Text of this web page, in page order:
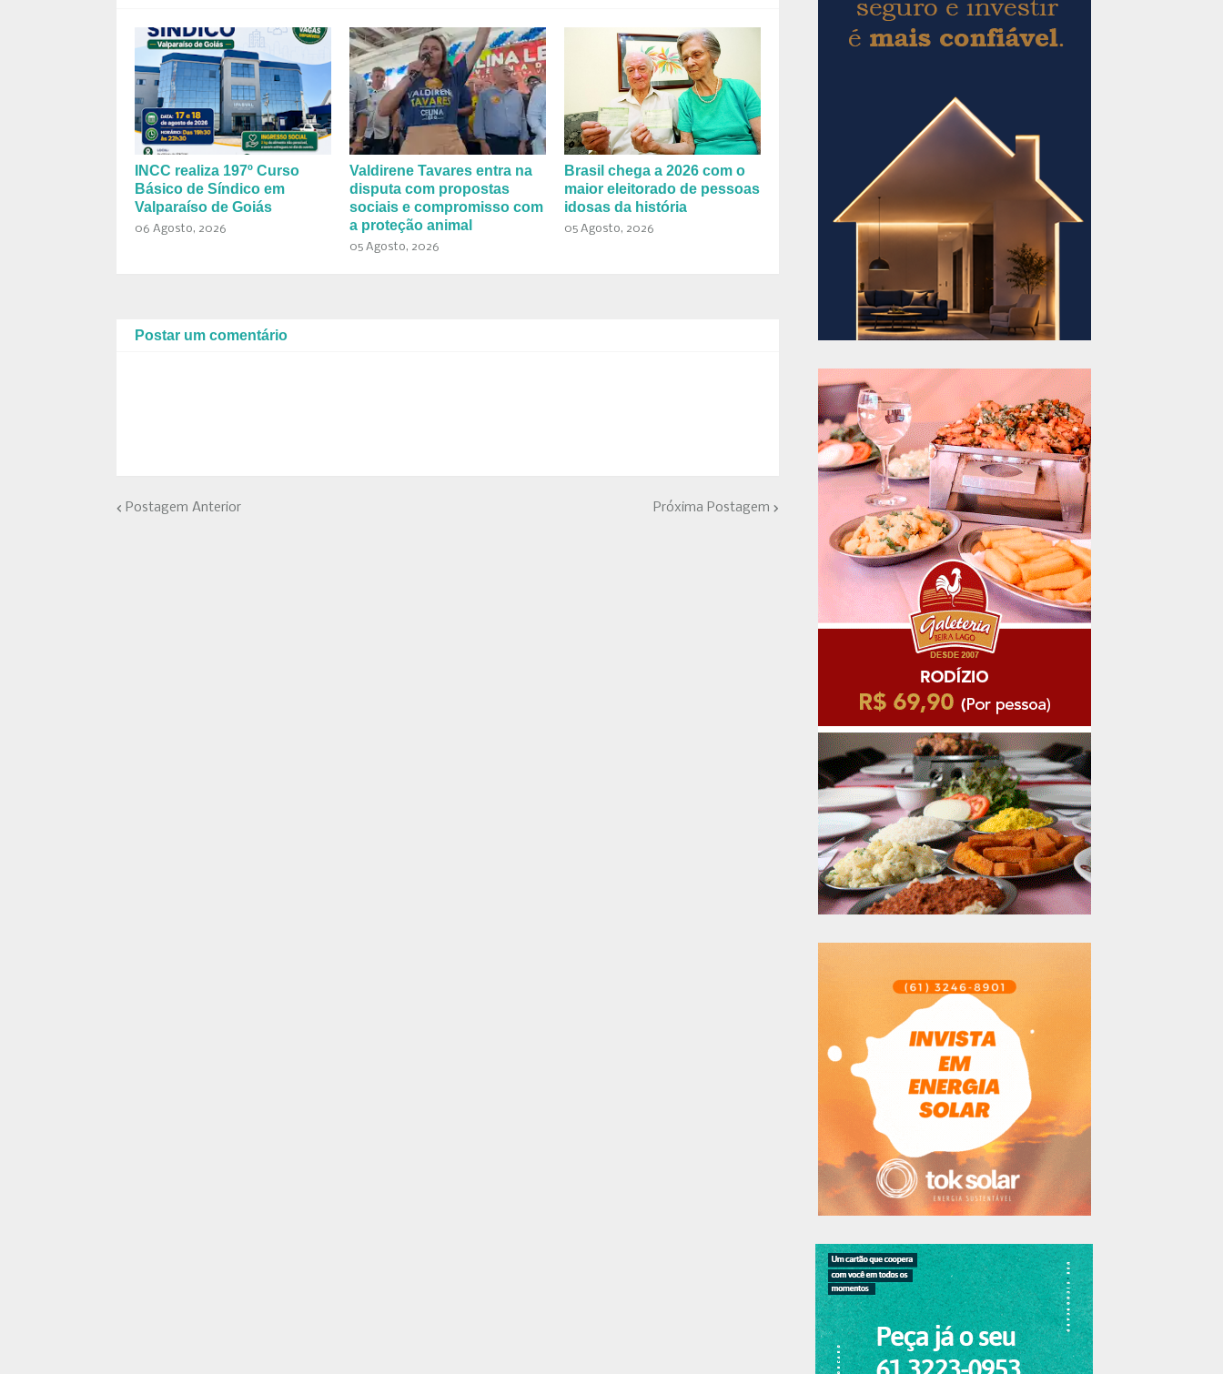
INCC realiza 197º Curso
Básico de Síndico em
Valparaíso de Goiás
06 Agosto, 2026
Valdirene Tavares entra na
disputa com propostas
sociais e compromisso com
a proteção animal
05 Agosto, 2026
Brasil chega a 2026 com o
maior eleitorado de pessoas
idosas da história
05 Agosto, 2026
Postar um comentário
Postagem Anterior Próxima Postagem